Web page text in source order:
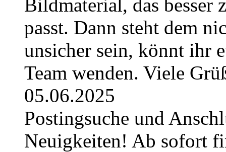
Bildmaterial, das besser
passt. Dann steht dem
unsicher sein, könnt ihr
Team wenden. Viele
05.06.2025
Postingsuche und
Neuigkeiten! Ab sofort